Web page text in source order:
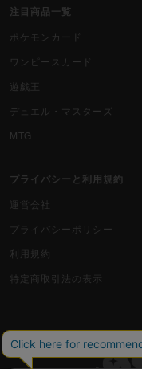
注目商品一覧
ポケモンカード
ワンピースカード
遊戯王
デュエル・マスターズ
MTG
プライバシーと利用規約
運営会社
プライバシーポリシー
利用規約
特定商取引法の表示